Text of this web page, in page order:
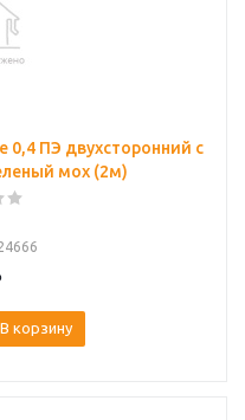
0,4 ПЭ двухсторонний с
мох (2м)
В корзину